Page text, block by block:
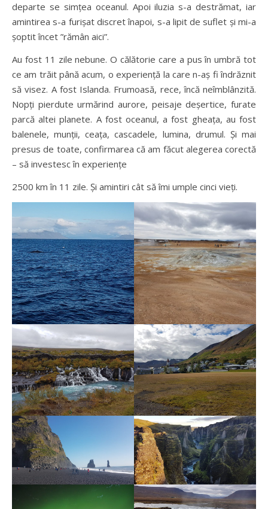
departe se simțea oceanul. Apoi iluzia s-a destrămat, iar
amintirea s-a furișat discret înapoi, s-a lipit de suflet și mi-a
șoptit încet ”rămân aici”.
Au fost 11 zile nebune. O călătorie care a pus în umbră tot
ce am trăit până acum, o experiență la care n-aș fi îndrăznit
să visez. A fost Islanda. Frumoasă, rece, încă neîmblânzită.
Nopți pierdute urmărind aurore, peisaje deșertice, furate
parcă altei planete. A fost oceanul, a fost gheața, au fost
balenele, munții, ceața, cascadele, lumina, drumul. Și mai
presus de toate, confirmarea că am făcut alegerea corectă
– să investesc în experiențe
2500 km în 11 zile. Și amintiri cât să îmi umple cinci vieți.